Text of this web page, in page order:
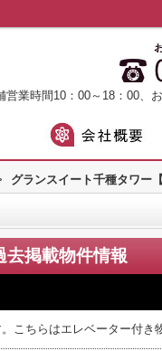
営業時間10：00～18：00、
グランスイート千種タワー
去掲載物件情報
こちらはエレベーター付き